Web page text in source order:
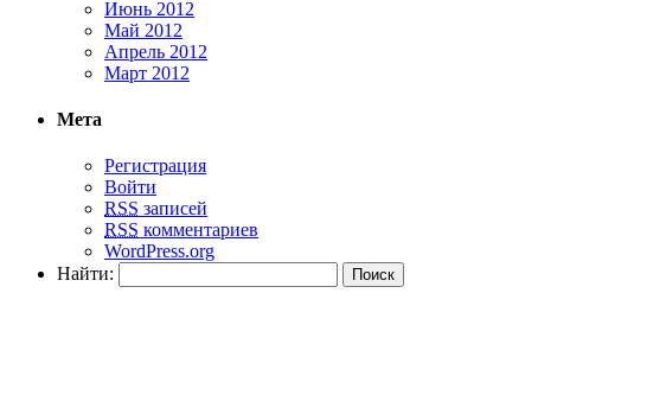
Июнь 2012
Май 2012
Апрель 2012
Март 2012
Мета
Регистрация
Войти
RSS записей
RSS комментариев
WordPress.org
Найти: